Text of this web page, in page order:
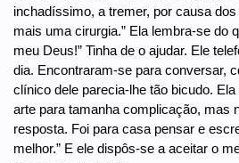
inchadíssimo, a tremer, por causa
mais uma cirurgia.” Ela lembra-se do
meu Deus!” Tinha de o ajudar. Ele
dia. Encontraram-se para conversar,
clínico dele parecia-lhe tão bicudo.
arte para tamanha complicação, mas
resposta. Foi para casa pensar e
melhor.” E ele dispôs-se a aceitar o